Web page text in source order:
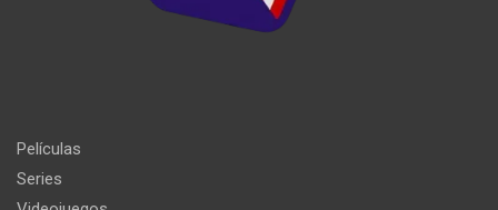
Películas
Series